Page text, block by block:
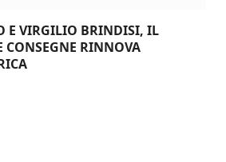
E VIRGILIO BRINDISI, IL
CONSEGNE RINNOVA